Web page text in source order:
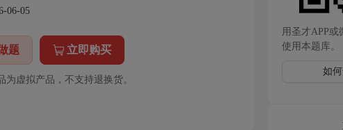
06-05
题 立即购买
为虚拟产品，不支持退换货。
用圣才APP或
使用本题库。
如